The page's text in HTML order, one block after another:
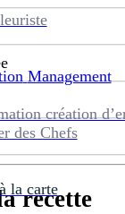
Management
création
des Chefs
la carte
recette